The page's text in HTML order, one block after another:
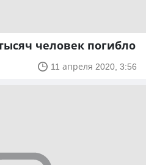
человек погибло
11 апреля 2020, 3:56